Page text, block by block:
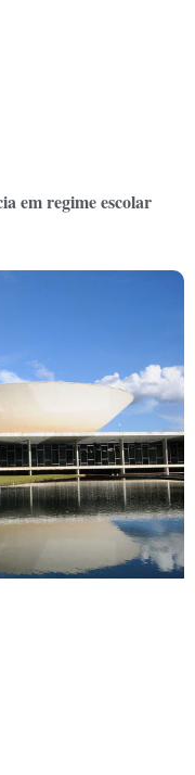
em regime escolar